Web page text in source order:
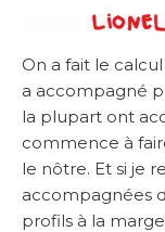
On a fait le
a accompagné
la plupart ont
commence à
le nôtre. Et si je
accompagnées
profils à la